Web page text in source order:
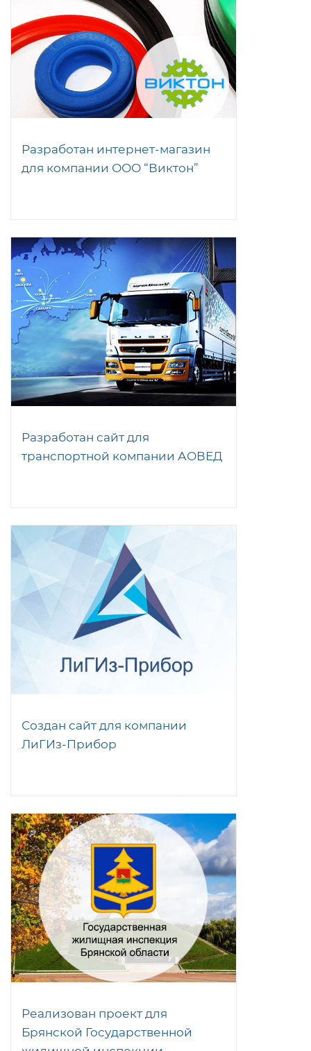
Разработан интернет-магазин
для компании ООО “Виктон”
Разработан сайт для
транспортной компании АОВЕД
Создан сайт для компании
ЛиГИз-Прибор
Реализован проект для
Брянской Государственной